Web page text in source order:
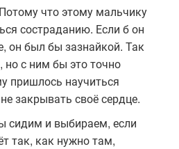
что этому мальчику
состраданию. Если б он
он был бы зазнайкой. Так
но с ним бы это точно
пришлось научиться
закрывать своё сердце.
сидим и выбираем, если
так, как нужно там,